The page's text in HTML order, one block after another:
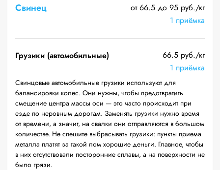
Свинец
от 66.5 до 95 руб./кг
1 приёмка
Грузики (автомобильные)
66.5 руб./кг
1 приёмка
Свинцовые автомобильные грузики используют для
балансировки колес. Они нужны, чтобы предотвратить
смещение центра массы оси — это часто происходит при
езде по неровным дорогам. Заменять грузики нужно время
от времени, а значит, на свалки они отправляются в большом
количестве. Не спешите выбрасывать грузики: пункты приема
металла платят за такой лом хорошие деньги. Главное, чтобы
в них отсутствовали посторонние сплавы, а на поверхности не
было грязи.